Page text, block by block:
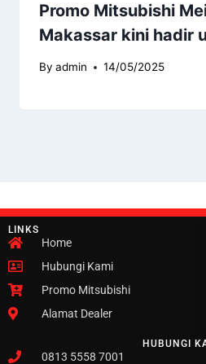
Promo Mitsubishi
Makassar kini hadir
By admin 14/05/2025
LINKS
Home
Hubungi Kami
Promo Mitsubishi
Alamat Dealer
HUBUNGI
0813 5558 7001